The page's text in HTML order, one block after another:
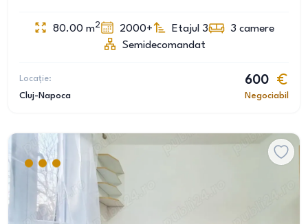
80.00 m2 2000+ Etajul 3 3 camere
Semidecomandat
Locație:
Cluj-Napoca
600
Negociabil